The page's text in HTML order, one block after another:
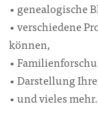
• genealogische
• verschiedene
können,
•
• Darstellung
• und vieles mehr.